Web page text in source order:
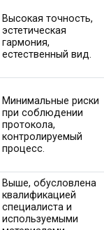
Высокая точность,
эстетическая
гармония,
естественный вид.
Минимальные риски
при соблюдении
протокола,
контролируемый
процесс.
Выше, обусловлена
квалификацией
специалиста и
используемыми